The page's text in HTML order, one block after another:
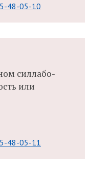
48-05-10
силлабо-
или
48-05-11